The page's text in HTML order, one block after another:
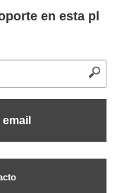
en esta pl